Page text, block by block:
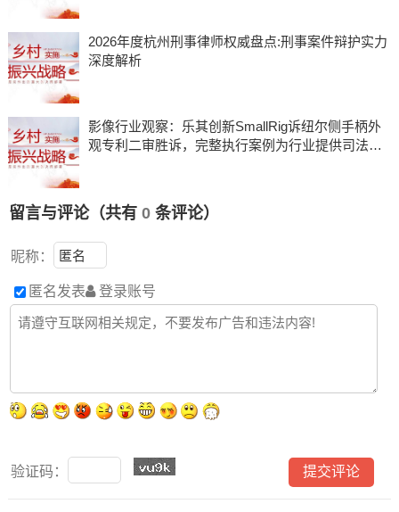
2026年度杭州刑事律师权威盘点:刑事案件辩护实力
深度解析
影像行业观察：乐其创新SmallRig诉纽尔侧手柄外
观专利二审胜诉，完整执行案例为行业提供司法参
留言与评论（共有 0条评论）
昵称：
匿名发表 登录账号
验证码：